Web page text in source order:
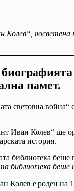
памет.
световна
Иван Колев“ ще
история.
библиотека беше
Колев е роден на